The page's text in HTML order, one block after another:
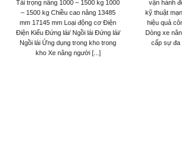
Tải trọng nâng 1000 – 1500 kg 1000
– 1500 kg Chiều cao nâng 13485
mm 17145 mm Loại động cơ Điện
Điện Kiểu Đứng lái/ Ngồi lái Đứng lái/
Ngồi lái Ứng dụng trong kho trong
kho Xe nâng người [...]
vận hành
kỹ thuật
hiệu quả
Dòng xe
cấp sự đa